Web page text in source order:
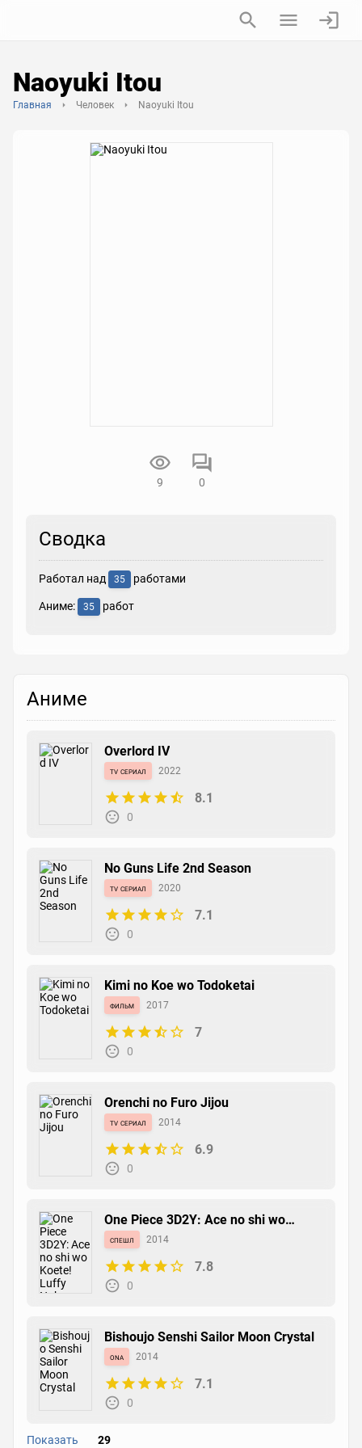
Naoyuki Itou
Главная Человек Naoyuki Itou
9 0
Сводка
Работал над 35 работами
Аниме: 35 работ
Аниме
Overlord IV
tv сериал 2022
8.1
0
No Guns Life 2nd Season
tv сериал 2020
7.1
0
Kimi no Koe wo Todoketai
фильм 2017
7
0
Orenchi no Furo Jijou
tv сериал 2014
6.9
0
One Piece 3D2Y: Ace no shi wo
Koete! Luffy Nakama Tono Chikai
спешл 2014
7.8
0
Bishoujo Senshi Sailor Moon Crystal
ona 2014
7.1
0
Показать 29